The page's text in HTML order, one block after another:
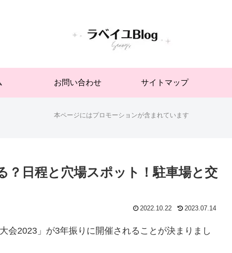
お問い合わせ サイトマップ
本ページにはプロモーションが含まれています
？日程と穴場スポット！駐車場と交
2022.10.22 2023.07.14
会2023」が3年振りに開催されることが決まりまし